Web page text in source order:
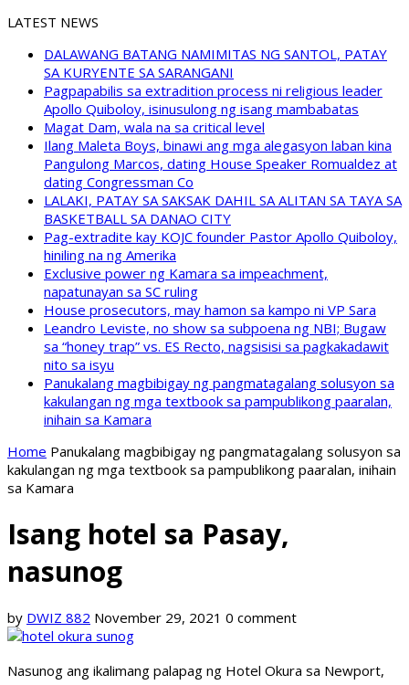
LATEST NEWS
DALAWANG BATANG NAMIMITAS NG SANTOL, PATAY
SA KURYENTE SA SARANGANI
Pagpapabilis sa extradition process ni religious leader
Apollo Quiboloy, isinusulong ng isang mambabatas
Magat Dam, wala na sa critical level
Ilang Maleta Boys, binawi ang mga alegasyon laban kina
Pangulong Marcos, dating House Speaker Romualdez at
dating Congressman Co
LALAKI, PATAY SA SAKSAK DAHIL SA ALITAN SA TAYA SA
BASKETBALL SA DANAO CITY
Pag-extradite kay KOJC founder Pastor Apollo Quiboloy,
hiniling na ng Amerika
Exclusive power ng Kamara sa impeachment,
napatunayan sa SC ruling
House prosecutors, may hamon sa kampo ni VP Sara
Leandro Leviste, no show sa subpoena ng NBI; Bugaw
sa “honey trap” vs. ES Recto, nagsisisi sa pagkakadawit
nito sa isyu
Panukalang magbibigay ng pangmatagalang solusyon sa
kakulangan ng mga textbook sa pampublikong paaralan,
inihain sa Kamara
Home Panukalang magbibigay ng pangmatagalang solusyon sa
kakulangan ng mga textbook sa pampublikong paaralan, inihain
sa Kamara
Isang hotel sa Pasay,
nasunog
by DWIZ 882 November 29, 2021 0 comment
Nasunog ang ikalimang palapag ng Hotel Okura sa Newport,